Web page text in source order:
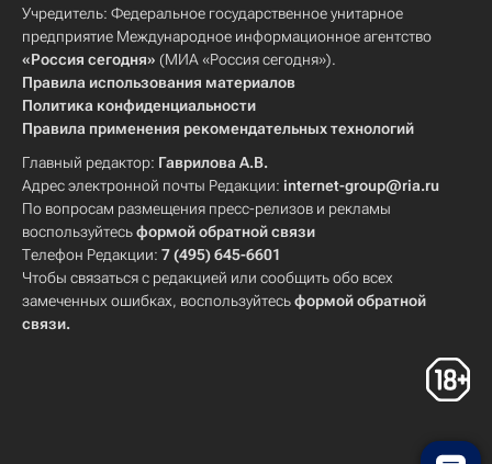
Учредитель: Федеральное государственное унитарное
предприятие Международное информационное агентство
«Россия сегодня» (МИА «Россия сегодня»).
Правила использования материалов
Политика конфиденциальности
Правила применения рекомендательных технологий
Главный редактор: Гаврилова А.В.
Адрес электронной почты Редакции: internet-group@ria.ru
По вопросам размещения пресс-релизов и рекламы
воспользуйтесьформой обратной связи
Телефон Редакции: 7 (495) 645-6601
Чтобы связаться с редакцией или сообщить обо всех
замеченных ошибках, воспользуйтесьформой обратной
связи.